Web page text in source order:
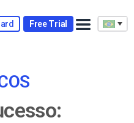
Free Trial